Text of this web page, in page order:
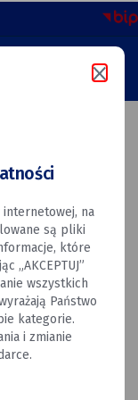
MENU
zapisywane
tablecie lub
różne strony
nazwę strony
życia”
oraz
na
są pliki
które
„AKCEPTUJ”
wszystkich
Państwo
kategorie.
i zmianie